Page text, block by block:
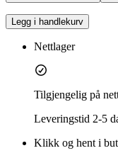
Legg i handlekurv
Nettlager
Tilgjengelig på
Leveringstid 2-5
Klikk og hent i